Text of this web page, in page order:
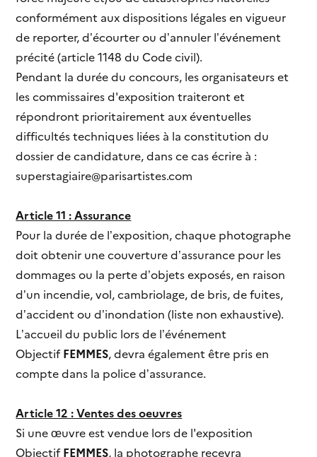
conformément aux dispositions légales en vigueur
de reporter, d’écourter ou d’annuler l’événement
précité (article 1148 du Code civil).
Pendant la durée du concours, les organisateurs et
les commissaires d'exposition traiteront et
répondront prioritairement aux éventuelles
difficultés techniques liées à la constitution du
dossier de candidature, dans ce cas écrire à :
superstagiaire@parisartistes.com
Article 11 : Assurance
Pour la durée de l’exposition, chaque photographe
doit obtenir une couverture d’assurance pour les
dommages ou la perte d’objets exposés, en raison
d’un incendie, vol, cambriolage, de bris, de fuites,
d’accident ou d’inondation (liste non exhaustive).
L’accueil du public lors de l’événement
ObjectifFEMMES, devra également être pris en
compte dans la police d’assurance.
Article 12 : Ventes des oeuvres
Si une œuvre est vendue lors de l'exposition
ObjectifFEMMES, la photographe recevra